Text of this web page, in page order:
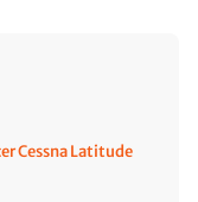
Cessna Latitude